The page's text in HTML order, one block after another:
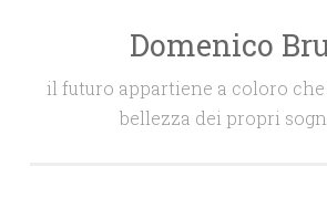
Domenico
il futuro appartiene a coloro
bellezza dei propri